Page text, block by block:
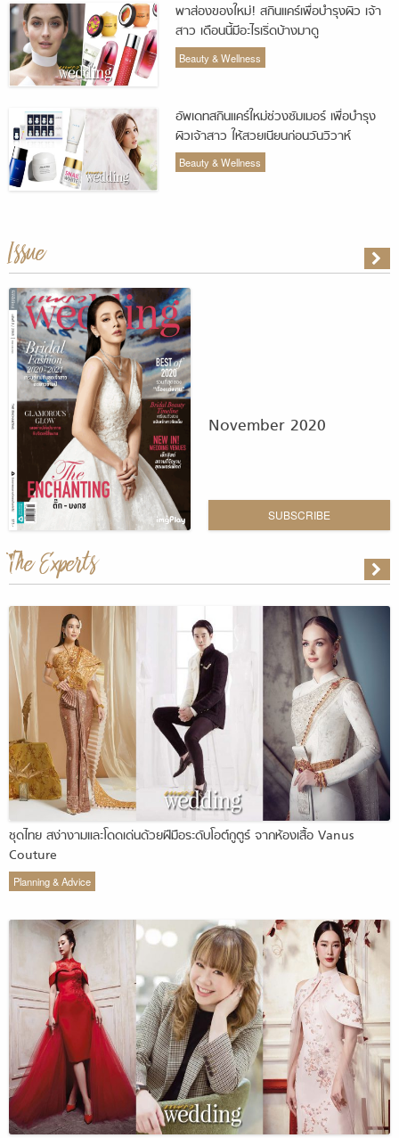
พาส่องของใหม่! สกินแคร์เพื่อบำรุงผิว เจ้า
สาว เดือนนี้มีอะไรเริ่ดบ้างมาดู
Beauty & Wellness
อัพเดทสกินแคร์ใหม่ช่วงซัมเมอร์ เพื่อบำรุง
ผิวเจ้าสาว ให้สวยเนียนก่อนวันวิวาห์
Beauty & Wellness
Issue
November 2020
SUBSCRIBE
The Experts
ชุดไทย สง่างามและโดดเด่นด้วยฝีมือระดับโอต์กูตูร์ จากห้องเสื้อ Vanus
Couture
Planning & Advice